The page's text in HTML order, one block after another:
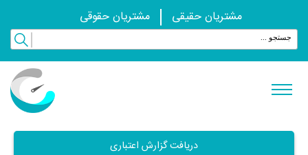
مشتریان حقیقی مشتریان حقوقی
دریافت گزارش اعتباری